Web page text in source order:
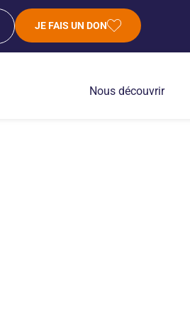
JE FAIS UN DON
Nous découvrir